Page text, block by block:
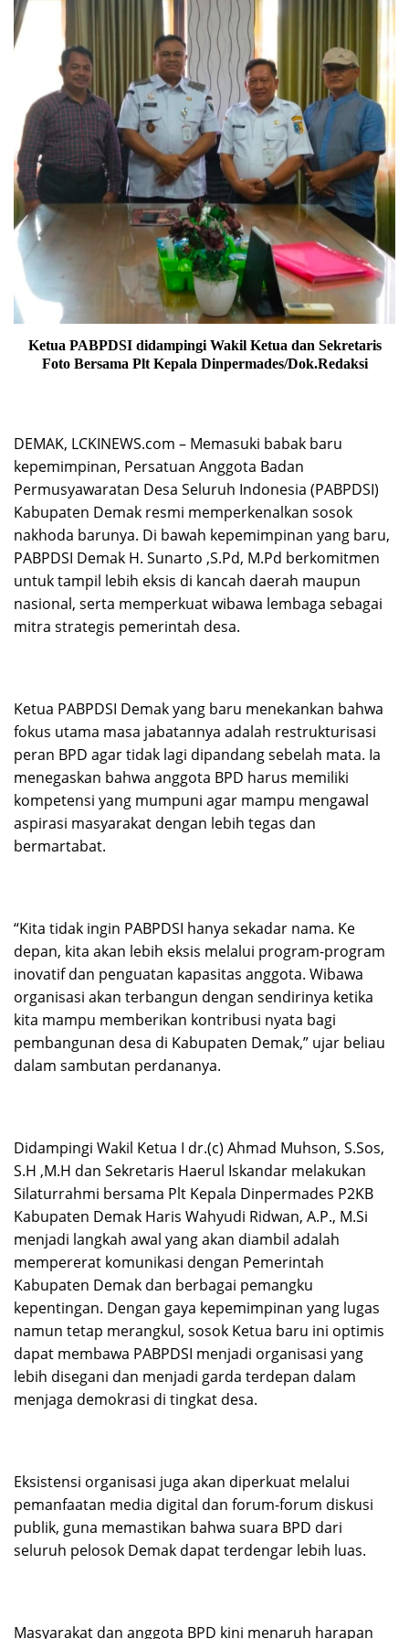
Ketua PABPDSI didampingi Wakil Ketua dan Sekretaris
Foto Bersama Plt Kepala Dinpermades/Dok.Redaksi
DEMAK, LCKINEWS.com – Memasuki babak baru
kepemimpinan, Persatuan Anggota Badan
Permusyawaratan Desa Seluruh Indonesia (PABPDSI)
Kabupaten Demak resmi memperkenalkan sosok
nakhoda barunya. Di bawah kepemimpinan yang baru,
PABPDSI Demak H. Sunarto ,S.Pd, M.Pd berkomitmen
untuk tampil lebih eksis di kancah daerah maupun
nasional, serta memperkuat wibawa lembaga sebagai
mitra strategis pemerintah desa.
Ketua PABPDSI Demak yang baru menekankan bahwa
fokus utama masa jabatannya adalah restrukturisasi
peran BPD agar tidak lagi dipandang sebelah mata. Ia
menegaskan bahwa anggota BPD harus memiliki
kompetensi yang mumpuni agar mampu mengawal
aspirasi masyarakat dengan lebih tegas dan
bermartabat.
“Kita tidak ingin PABPDSI hanya sekadar nama. Ke
depan, kita akan lebih eksis melalui program-program
inovatif dan penguatan kapasitas anggota. Wibawa
organisasi akan terbangun dengan sendirinya ketika
kita mampu memberikan kontribusi nyata bagi
pembangunan desa di Kabupaten Demak,” ujar beliau
dalam sambutan perdananya.
Didampingi Wakil Ketua I dr.(c) Ahmad Muhson, S.Sos,
S.H ,M.H dan Sekretaris Haerul Iskandar melakukan
Silaturrahmi bersama Plt Kepala Dinpermades P2KB
Kabupaten Demak Haris Wahyudi Ridwan, A.P., M.Si
menjadi langkah awal yang akan diambil adalah
mempererat komunikasi dengan Pemerintah
Kabupaten Demak dan berbagai pemangku
kepentingan. Dengan gaya kepemimpinan yang lugas
namun tetap merangkul, sosok Ketua baru ini optimis
dapat membawa PABPDSI menjadi organisasi yang
lebih disegani dan menjadi garda terdepan dalam
menjaga demokrasi di tingkat desa.
Eksistensi organisasi juga akan diperkuat melalui
pemanfaatan media digital dan forum-forum diskusi
publik, guna memastikan bahwa suara BPD dari
seluruh pelosok Demak dapat terdengar lebih luas.
Masyarakat dan anggota BPD kini menaruh harapan